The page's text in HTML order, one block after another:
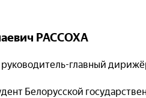
РАССОХА
главный
Белорусской